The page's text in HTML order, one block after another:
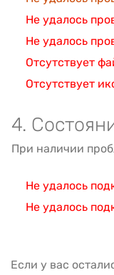
Не удалось
Не удалось
Отсутствует
Отсутствует
4.
При наличии
Не удалось
Не удалось
Если у вас